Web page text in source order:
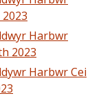
Harbwr
2023
Harbwr Cei